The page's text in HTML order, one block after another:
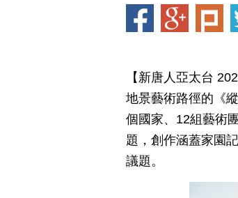
【新唐人亞太台
地景藝術路徑的《
個國家、12組藝術
題，創作涵蓋家園
議題。